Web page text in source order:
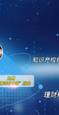
确定备案计
部门保持沟通
述与实际不
际不符——搬